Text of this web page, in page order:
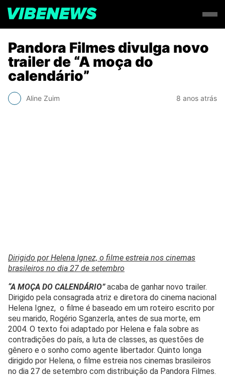
Pandora Filmes divulga novo
trailer de “A moça do
calendário”
Aline Zuim 8 anos atrás
Dirigido por Helena Ignez, o filme estreia nos cinemas
brasileiros no dia 27 de setembro
“A MOÇA DO CALENDÁRIO”acaba de ganhar novo trailer.
Dirigido pela consagrada atriz e diretora do cinema nacional
Helena Ignez, o filme é baseado em um roteiro escrito por
seu marido, Rogério Sganzerla, antes de sua morte, em
2004. O texto foi adaptado por Helena e fala sobre as
contradições do país, a luta de classes, as questões de
gênero e o sonho como agente libertador. Quinto longa
dirigido por Helena, o filme estreia nos cinemas brasileiros
no dia 27 de setembro com distribuição da Pandora Filmes.